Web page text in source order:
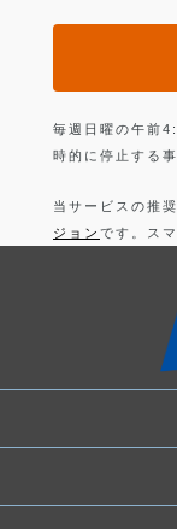
毎週日曜の午前
時的に停止する
当サービスの推
ジョン です。ス
上記以外のブラ
ますので、ご注
ログインするこ
なります。
プラ